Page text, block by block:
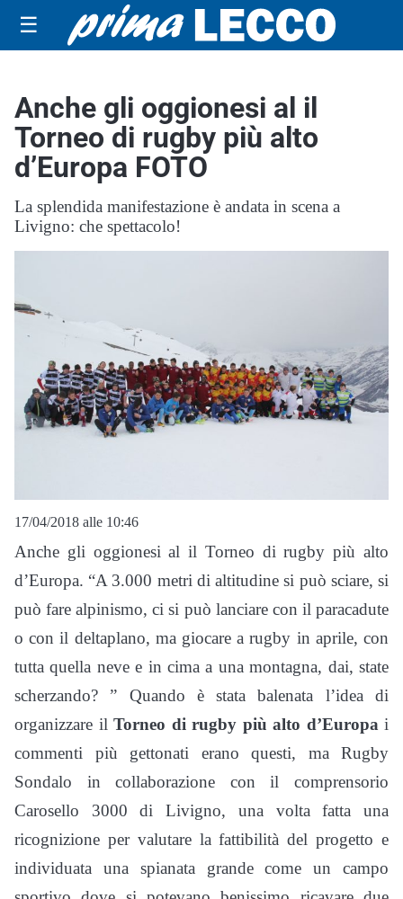
☰
Anche gli oggionesi al il
Torneo di rugby più alto
d’Europa FOTO
La splendida manifestazione è andata in scena a
Livigno: che spettacolo!
17/04/2018 alle 10:46
Anche gli oggionesi al il Torneo di rugby più alto
d’Europa. “A 3.000 metri di altitudine si può sciare, si
può fare alpinismo, ci si può lanciare con il paracadute
o con il deltaplano, ma giocare a rugby in aprile, con
tutta quella neve e in cima a una montagna, dai, state
scherzando? ” Quando è stata balenata l’idea di
organizzare il Torneo di rugby più alto d’Europa i
commenti più gettonati erano questi, ma Rugby
Sondalo in collaborazione con il comprensorio
Carosello 3000 di Livigno, una volta fatta una
ricognizione per valutare la fattibilità del progetto e
individuata una spianata grande come un campo